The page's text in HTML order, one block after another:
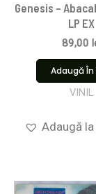
Genesis –
LP EX
89,00
Adaugă În
VINIL
Adaugă